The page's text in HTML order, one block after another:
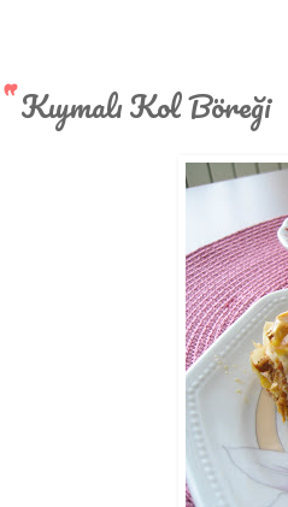
Kıymalı Kol Böreği